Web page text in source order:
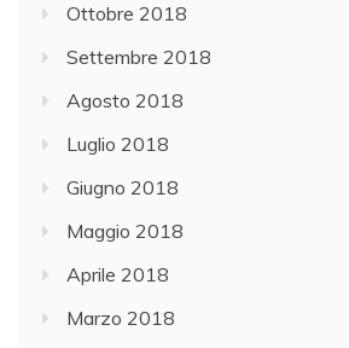
Ottobre 2018
Settembre 2018
Agosto 2018
Luglio 2018
Giugno 2018
Maggio 2018
Aprile 2018
Marzo 2018